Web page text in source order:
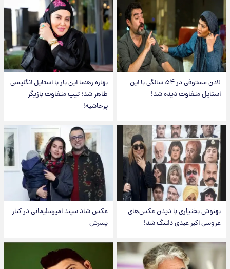
لادن مستوفی در ۵۴ سالگی با این
استایل متفاوت دیده شد!
بهاره رهنما این بار با استایل انگلیسی
ظاهر شد؛ تیپ متفاوت بازیگر
پرحاشیه!
بهنوش بختیاری با دیدن عکس‌های
عروسی اکبر عبدی دلتنگ شد!
عکس شاد سپند امیرسلیمانی در کنار
پسرش